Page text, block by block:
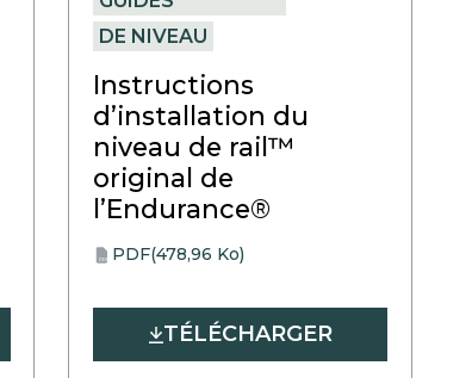
DE NIVEAU
Instructions
d’installation du
niveau de rail™
original de
l’Endurance®
PDF PDF(478,96 Ko)
opens
a
tab
TÉLÉCHARGER